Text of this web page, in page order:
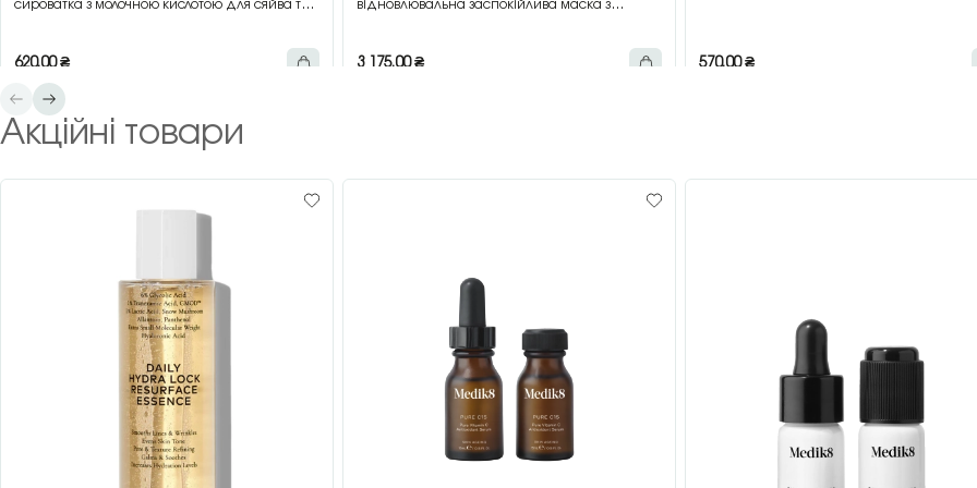
сироватка з молочною кислотою для сяйва та
620,00₴
відновлювальна заспокійлива маска з
3 175,00₴ 570,00₴
Акційні товари